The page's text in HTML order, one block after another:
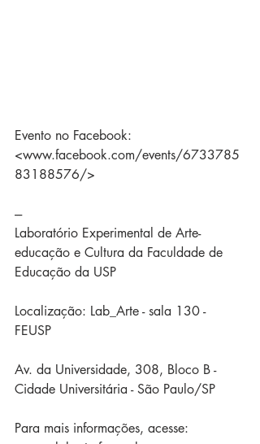
Evento no Facebook:
<www.facebook.com/events/6733785
83188576/>
---
Laboratório Experimental de Arte-
educação e Cultura da Faculdade de
Educação da USP
Localização: Lab_Arte - sala 130 -
FEUSP
Av. da Universidade, 308, Bloco B -
Cidade Universitária - São Paulo/SP
Para mais informações, acesse: